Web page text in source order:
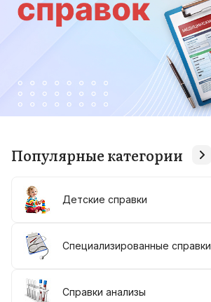
Популярные категории
Детские справки
Специализированные справки
Справки анализы